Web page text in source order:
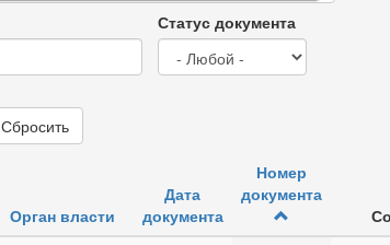
Статус документа
Сбросить
Орган власти
Дата
документа
Номер
документа